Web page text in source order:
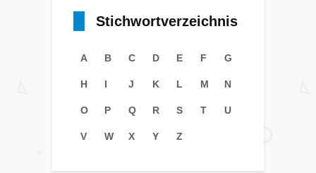
Stichwortverzeichnis
A B C D E F G
H I J K L M N
O P Q R S T U
V W X Y Z